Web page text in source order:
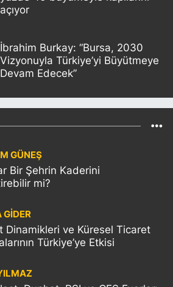
açıyor
İbrahim Burkay: “Bursa, 2030
Vizyonuyla Türkiye’yi Büyütmeye
Devam Edecek”
GÜNEŞ
Bir Şehrin Kaderini
mi?
GİDER
Dinamikleri ve Küresel Ticaret
Türkiye’ye Etkisi